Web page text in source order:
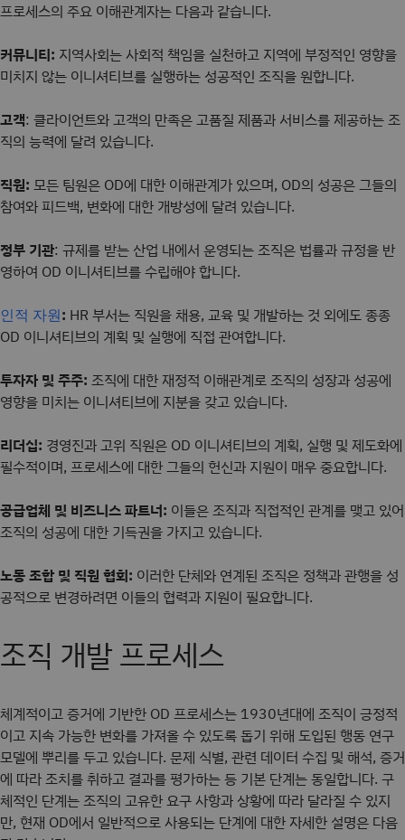
프로세스의 주요 이해관계자는 다음과 같습니다.
커뮤니티: 지역사회는 사회적 책임을 실천하고 지역에 부정적인 영향을
미치지 않는 이니셔티브를 실행하는 성공적인 조직을 원합니다.
고객: 클라이언트와 고객의 만족은 고품질 제품과 서비스를 제공하는 조
직의 능력에 달려 있습니다.
직원: 모든 팀원은 OD에 대한 이해관계가 있으며, OD의 성공은 그들의
참여와 피드백, 변화에 대한 개방성에 달려 있습니다.
정부 기관: 규제를 받는 산업 내에서 운영되는 조직은 법률과 규정을 반
영하여 OD 이니셔티브를 수립해야 합니다.
인적 자원: HR 부서는 직원을 채용, 교육 및 개발하는 것 외에도 종종
OD 이니셔티브의 계획 및 실행에 직접 관여합니다.
투자자 및 주주: 조직에 대한 재정적 이해관계로 조직의 성장과 성공에
영향을 미치는 이니셔티브에 지분을 갖고 있습니다.
리더십: 경영진과 고위 직원은 OD 이니셔티브의 계획, 실행 및 제도화에
필수적이며, 프로세스에 대한 그들의 헌신과 지원이 매우 중요합니다.
공급업체 및 비즈니스 파트너: 이들은 조직과 직접적인 관계를 맺고 있어
조직의 성공에 대한 기득권을 가지고 있습니다.
노동 조합 및 직원 협회: 이러한 단체와 연계된 조직은 정책과 관행을 성
공적으로 변경하려면 이들의 협력과 지원이 필요합니다.
조직 개발 프로세스
체계적이고 증거에 기반한 OD 프로세스는 1930년대에 조직이 긍정적
이고 지속 가능한 변화를 가져올 수 있도록 돕기 위해 도입된 행동 연구
모델에 뿌리를 두고 있습니다. 문제 식별, 관련 데이터 수집 및 해석, 증거
에 따라 조치를 취하고 결과를 평가하는 등 기본 단계는 동일합니다. 구
체적인 단계는 조직의 고유한 요구 사항과 상황에 따라 달라질 수 있지
만, 현재 OD에서 일반적으로 사용되는 단계에 대한 자세한 설명은 다음